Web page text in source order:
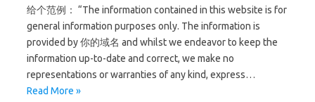
给个范例： “The information contained in this website is for
general information purposes only. The information is
provided by 你的域名 and whilst we endeavor to keep the
information up-to-date and correct, we make no
representations or warranties of any kind, express…
Read More »